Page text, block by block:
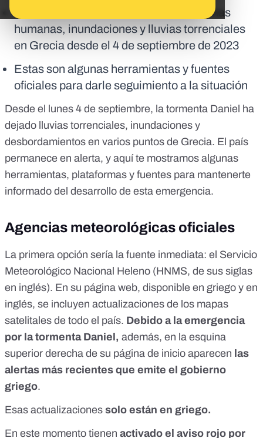
La tormenta Daniel ha provocado víctimas
humanas, inundaciones y lluvias torrenciales
en Grecia desde el 4 de septiembre de 2023
Estas son algunas herramientas y fuentes
oficiales para darle seguimiento a la situación
Desde el lunes 4 de septiembre, la tormenta Daniel ha
dejado lluvias torrenciales, inundaciones y
desbordamientos en varios puntos de Grecia. El país
permanece en alerta, y aquí te mostramos algunas
herramientas, plataformas y fuentes para mantenerte
informado del desarrollo de esta emergencia.
Agencias meteorológicas oficiales
La primera opción sería la fuente inmediata: el Servicio
Meteorológico Nacional Heleno (HNMS, de sus siglas
en inglés). En su página web, disponible en griego y en
inglés, se incluyen actualizaciones de los mapas
satelitales de todo el país. Debido a la emergencia
por la tormenta Daniel, además, en la esquina
superior derecha de su página de inicio aparecen las
alertas más recientes que emite el gobierno
griego.
Esas actualizaciones solo están en griego.
En este momento tienen activado el aviso rojo por